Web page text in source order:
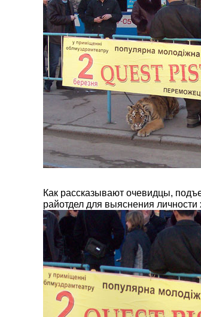
Как рассказывают очевидцы,
райотдел для выяснения